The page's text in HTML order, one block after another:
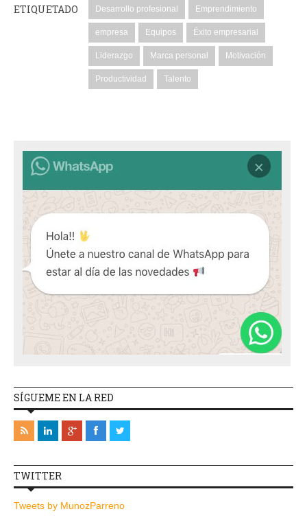
ETIQUETADO Desarrollo profesional Emprendimiento
empresa Equipos Éxito empresarial
Liderazgo Marca personal Motivación
Productividad Talento
SÍGUEME EN LA RED
TWITTER
Tweets by MunozParreno